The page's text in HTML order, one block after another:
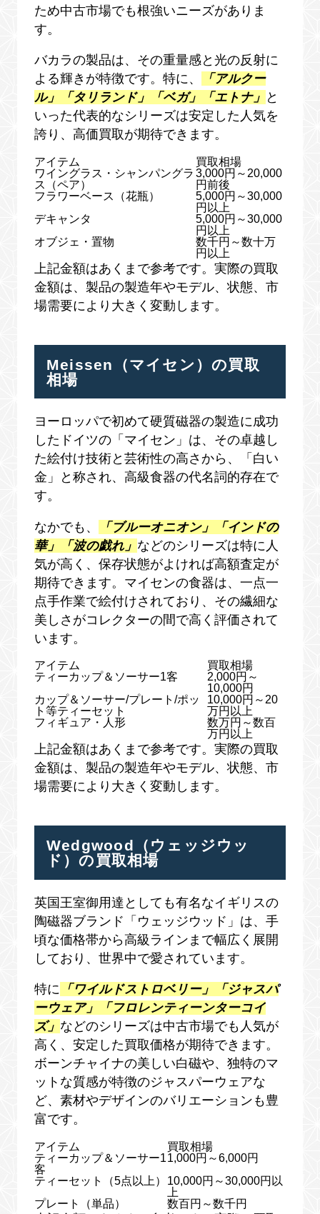
ため中古市場でも根強いニーズがありま
す。
バカラの製品は、その重量感と光の反射に
よる輝きが特徴です。特に、
「アルクー
ル」「タリランド」「ベガ」「エトナ」 と
いった代表的なシリーズは安定した人気を
誇り、高価買取が期待できます。
アイテム
買取相場
ワイングラス・シャンパングラ
ス（ペア）
3,000円～20,000
円前後
フラワーベース（花瓶）
5,000円～30,000
円以上
デキャンタ
5,000円～30,000
円以上
オブジェ・置物
数千円～数十万
円以上
上記金額はあくまで参考です。実際の買取
金額は、製品の製造年やモデル、状態、市
場需要により大きく変動します。
Meissen（マイセン）の買取
相場
ヨーロッパで初めて硬質磁器の製造に成功
したドイツの「マイセン」は、その卓越し
た絵付け技術と芸術性の高さから、「白い
金」と称され、高級食器の代名詞的存在で
す。
なかでも、
「ブルーオニオン」「インドの
華」「波の戯れ」 などのシリーズは特に人
気が高く、保存状態がよければ高額査定が
期待できます。マイセンの食器は、一点一
点手作業で絵付けされており、その繊細な
美しさがコレクターの間で高く評価されて
います。
アイテム
買取相場
ティーカップ＆ソーサー1客
2,000円～
10,000円
カップ＆ソーサー/プレート/ポッ
ト等ティーセット
10,000円～20
万円以上
フィギュア・人形
数万円～数百
万円以上
上記金額はあくまで参考です。実際の買取
金額は、製品の製造年やモデル、状態、市
場需要により大きく変動します。
Wedgwood（ウェッジウッ
ド）の買取相場
英国王室御用達としても有名なイギリスの
陶磁器ブランド「ウェッジウッド」は、手
頃な価格帯から高級ラインまで幅広く展開
しており、世界中で愛されています。
特に 「ワイルドストロベリー」「ジャスパ
ーウェア」「フロレンティーンターコイ
ズ」 などのシリーズは中古市場でも人気が
高く、安定した買取価格が期待できます。
ボーンチャイナの美しい白磁や、独特のマ
ットな質感が特徴のジャスパーウェアな
ど、素材やデザインのバリエーションも豊
富です。
アイテム
買取相場
ティーカップ＆ソーサー1
客
1,000円～6,000円
ティーセット（5点以上）
10,000円～30,000円以
上
プレート（単品）
数百円～数千円